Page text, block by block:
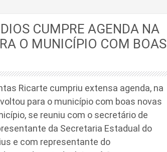
CUMPRE AGENDA NA
O MUNICÍPIO COM BOAS
Ricarte cumpriu extensa agenda, na
para o município com boas novas
se reuniu com o secretário de
da Secretaria Estadual do
e com representante do